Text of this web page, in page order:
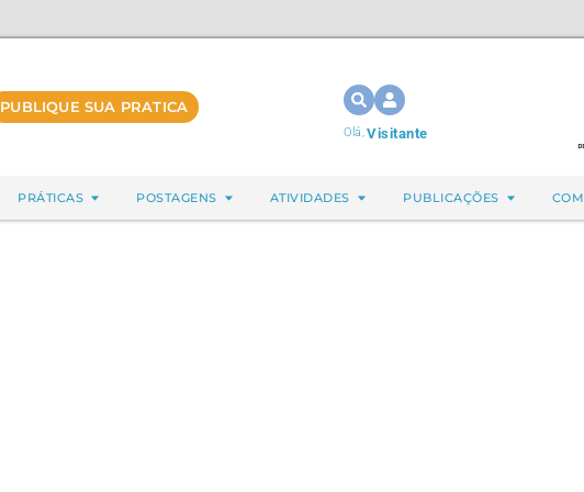
PUBLIQUE SUA PRATICA
Olá,Visitante
PRÁTICAS POSTAGENS ATIVIDADES PUBLICAÇÕES